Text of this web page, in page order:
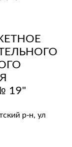
19"
р-н, ул